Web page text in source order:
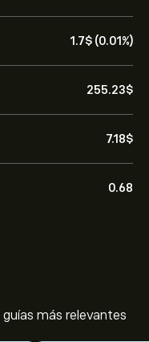
1.7‎$‎ (0.01%)
255.23‎$‎
7.18‎$‎
0.68
más relevantes